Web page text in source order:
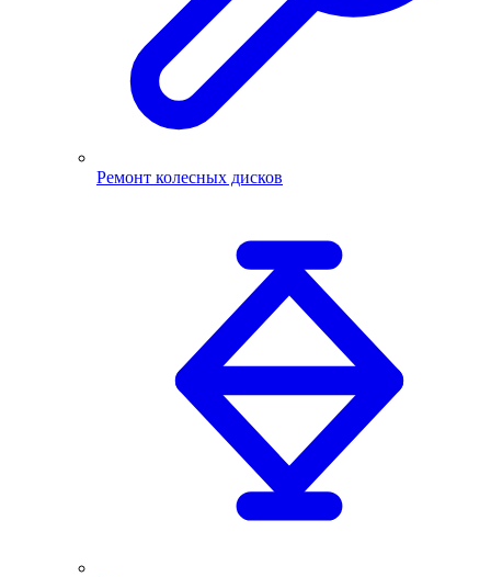
Ремонт колесных дисков